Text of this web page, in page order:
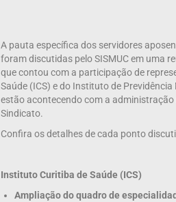
A pauta específica dos servidores
foram discutidas pelo SISMUC em uma
que contou com a participação de
Saúde (ICS) e do Instituto de
estão acontecendo com a
Sindicato.
Confira os detalhes de cada ponto
Instituto Curitiba de Saúde (ICS)
Ampliação do quadro de